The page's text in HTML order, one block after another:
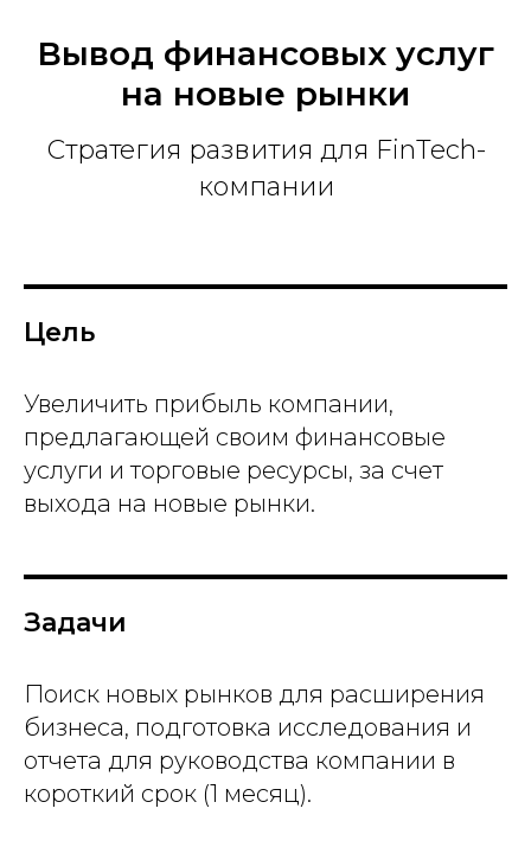
Вывод финансовых услуг
на новые рынки
Стратегия развития для FinTech-
компании
Цель
Увеличить прибыль компании,
предлагающей своим финансовые
услуги и торговые ресурсы, за счет
выхода на новые рынки.
Задачи
Поиск новых рынков для расширения
бизнеса, подготовка исследования и
отчета для руководства компании в
короткий срок (1 месяц).